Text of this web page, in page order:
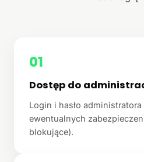
01
Dostęp do
Login i hasło
ewentualnych
blokujące).